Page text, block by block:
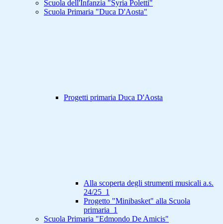
Scuola dell'Infanzia "Syria Poletti"
Scuola Primaria "Duca D'Aosta"
Progetti primaria Duca D'Aosta
Alla scoperta degli strumenti musicali a.s.
24/25_1
Progetto "Minibasket" alla Scuola
primaria_1
Scuola Primaria "Edmondo De Amicis"